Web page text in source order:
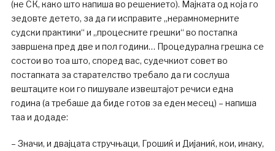
(не СК, како што напиша во решението). Мајката од која го
зедовте детето, за да ги исправите „нерамномерните
судски практики“ и „процесните грешки“ во постапка
завршена пред две и пол години… Процедурална грешка се
состои во тоа што, според вас, судечкиот совет во
постапката за старателство требало да ги сослуша
вештаците кои го пишувале извештајот речиси една
година (а требаше да биде готов за еден месец) – напиша
таа и додаде:
– Значи, и двајцата стручњаци, Грошиќ и Дијаниќ, кои, инаку,